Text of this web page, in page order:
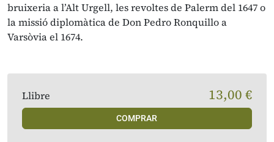
bruixeria a l’Alt Urgell, les revoltes de Palerm del 1647 o
la missió diplomàtica de Don Pedro Ronquillo a
Varsòvia el 1674.
Llibre 13,00 €
COMPRAR